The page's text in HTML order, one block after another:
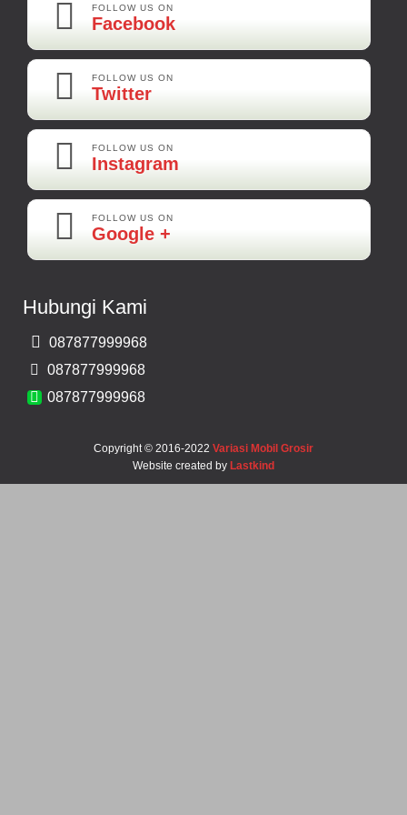
Rp 160.000
Kamera Mundur CCD
Maya-Palembang
Barang Sudah Sampai Mbak Ratna Makasih
FOLLOW US ON
Facebook
FOLLOW US ON
Twitter
FOLLOW US ON
Instagram
FOLLOW US ON
Google +
Hubungi Kami
087877999968
087877999968
087877999968
Copyright © 2016-2022 Variasi Mobil Grosir
Website created by Lastkind